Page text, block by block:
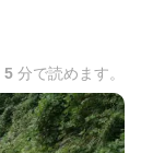
5 分で読めます。